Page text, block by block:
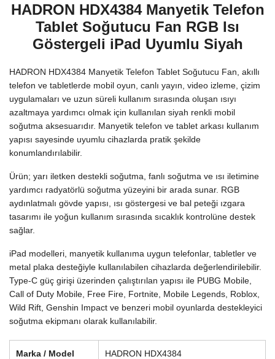
HADRON HDX4384 Manyetik Telefon
Tablet Soğutucu Fan RGB Isı
Göstergeli iPad Uyumlu Siyah
HADRON HDX4384 Manyetik Telefon Tablet Soğutucu Fan, akıllı
telefon ve tabletlerde mobil oyun, canlı yayın, video izleme, çizim
uygulamaları ve uzun süreli kullanım sırasında oluşan ısıyı
azaltmaya yardımcı olmak için kullanılan siyah renkli mobil
soğutma aksesuarıdır. Manyetik telefon ve tablet arkası kullanım
yapısı sayesinde uyumlu cihazlarda pratik şekilde
konumlandırılabilir.
Ürün; yarı iletken destekli soğutma, fanlı soğutma ve ısı iletimine
yardımcı radyatörlü soğutma yüzeyini bir arada sunar. RGB
aydınlatmalı gövde yapısı, ısı göstergesi ve bal peteği ızgara
tasarımı ile yoğun kullanım sırasında sıcaklık kontrolüne destek
sağlar.
iPad modelleri, manyetik kullanıma uygun telefonlar, tabletler ve
metal plaka desteğiyle kullanılabilen cihazlarda değerlendirilebilir.
Type-C güç girişi üzerinden çalıştırılan yapısı ile PUBG Mobile,
Call of Duty Mobile, Free Fire, Fortnite, Mobile Legends, Roblox,
Wild Rift, Genshin Impact ve benzeri mobil oyunlarda destekleyici
soğutma ekipmanı olarak kullanılabilir.
Marka / Model HADRON HDX4384